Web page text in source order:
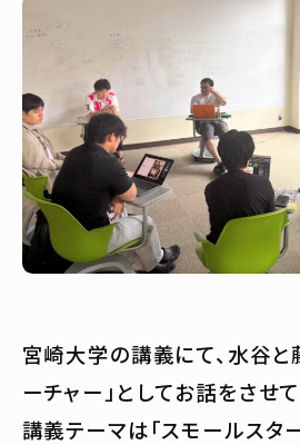
宮崎大学の講義にて、水谷と
ーチャー」としてお話をさせ
講義テーマは「スモールスタ